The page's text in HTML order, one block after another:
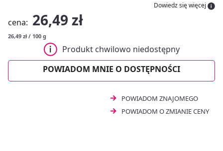
Dowiedz się więcej
cena: 26,49 zł
26,49 zł / 100 g
Produkt chwilowo niedostępny
POWIADOM MNIE O DOSTĘPNOŚCI
POWIADOM ZNAJOMEGO
POWIADOM O ZMIANIE CENY